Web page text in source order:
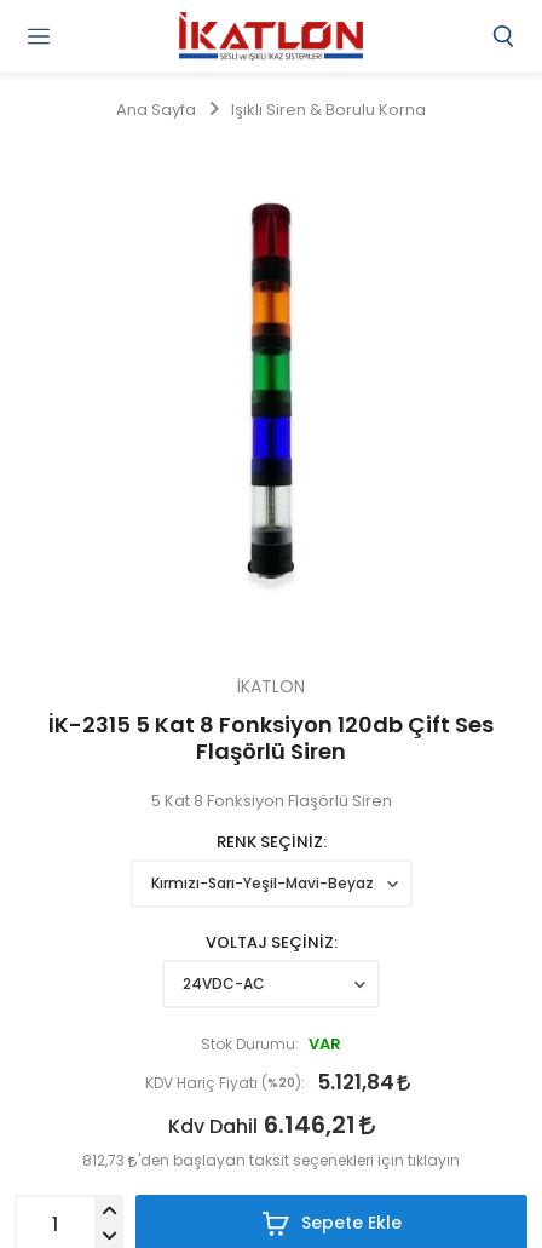
Ana Sayfa Işıklı Siren & Borulu Korna
İKATLON
İK-2315 5 Kat 8 Fonksiyon 120db Çift Ses
Flaşörlü Siren
5 Kat 8 Fonksiyon Flaşörlü Siren
RENK SEÇİNİZ
VOLTAJ SEÇİNİZ
Stok Durumu: VAR
KDV Hariç Fiyatı (%20 ): 5.121,84
Kdv Dahil 6.146,21
812,73 'den başlayan taksit seçenekleri için tıklayın
Sepete Ekle